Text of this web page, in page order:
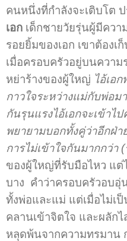
คนหนึ่งที่กำลังจะเติบโต
เอก เด็กชายวัยรุ่นผู้มีควา
รอยยิ้มของเอก เขาต้อง
เมื่อครอบครัวอยู่บนความ
หย่าร้างของผู้ใหญ่ ไอ้เอ
กาวใจระหว่างแม่กับพ่อม
กันรุนแรงไอ้เอกจะเข้าไ
พยายามบอกทั้งคู่ว่าอีกฝ่
การไม่เข้าใจกันมากกว่า
ของผู้ใหญ่ที่รับมือไหว แต่
บาง คำว่าครอบครัวอบอุ่
ทั้งพ่อและแม่ แต่เมื่อไม่เ
คลานเข้าจิตใจ และผลักไ
หลุดพ้นจากความทรมาน